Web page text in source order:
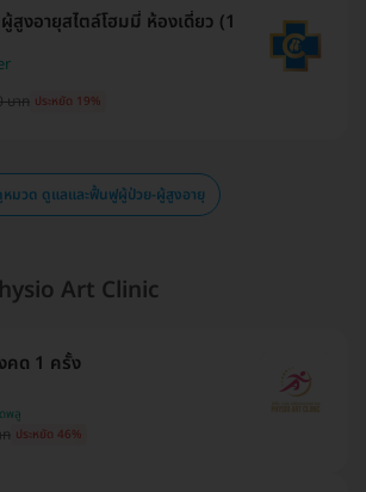
งอายุสไตล์โฮมมี่ ห้องเดี่ยว (1
บาท ประหยัด 19%
หมวด ดูแลและฟื้นฟูผู้ป่วย-ผู้สูงอายุ
Art Clinic
คด 1 ครั้ง
ลาดพลู
ประหยัด 46%